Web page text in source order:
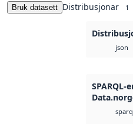
Bruk datasett Distribusjonar 1
json